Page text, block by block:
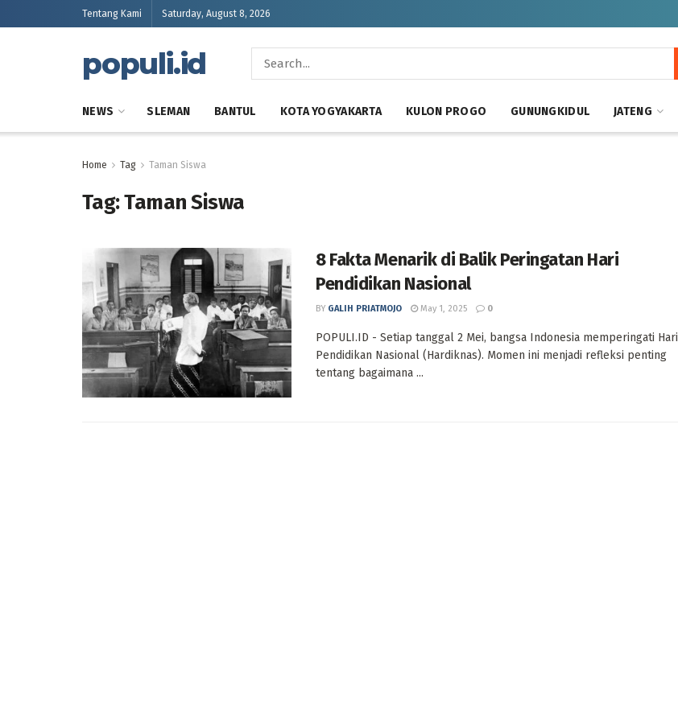
Tentang Kami Saturday, August 8, 2026
populi.id
NEWS SLEMAN BANTUL KOTA YOGYAKARTA KULON PROGO GUNUNGKIDUL JATENG
Home Tag Taman Siswa
Tag:Taman Siswa
8 Fakta Menarik di Balik Peringatan Hari
Pendidikan Nasional
BY GALIH PRIATMOJO May 1, 2025 0
POPULI.ID - Setiap tanggal 2 Mei, bangsa Indonesia memperingati Hari
Pendidikan Nasional (Hardiknas). Momen ini menjadi refleksi penting
tentang bagaimana ...